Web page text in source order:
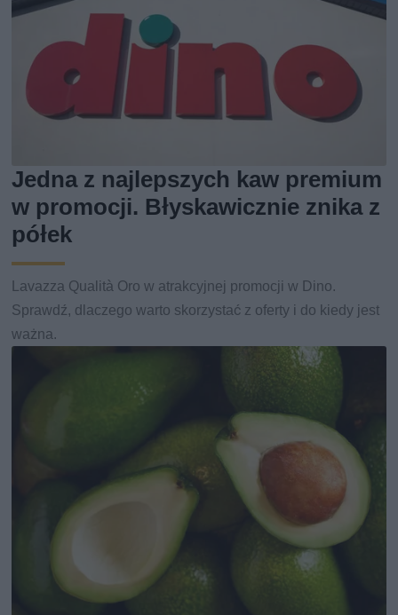
Jedna z najlepszych kaw premium
w promocji. Błyskawicznie znika z
półek
Lavazza Qualità Oro w atrakcyjnej promocji w Dino.
Sprawdź, dlaczego warto skorzystać z oferty i do kiedy jest
ważna.